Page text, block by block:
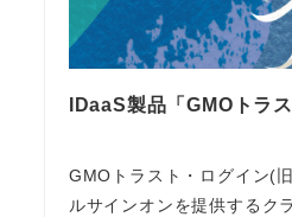
IDaaS製品「GMOトラ
GMOトラスト・ログイン(
ルサインオンを提供するク